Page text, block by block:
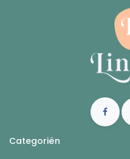
Categoriën